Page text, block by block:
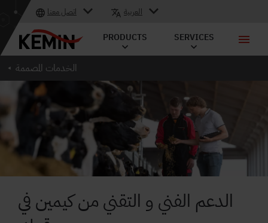
اتصل معنا العربية
PRODUCTS SERVICES
الخدمات المصممة
الدعم الفني و التقني من كيمين في